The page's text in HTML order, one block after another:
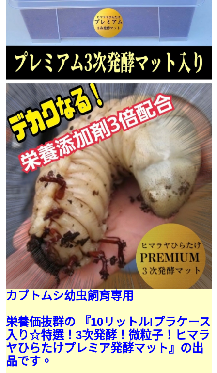
カブトムシ幼虫飼育専用
栄養価抜群の 『10リットルlプラケース
入り☆特選！3次発酵！微粒子！ヒマラ
ヤひらたけプレミア発酵マット』の出
品です。